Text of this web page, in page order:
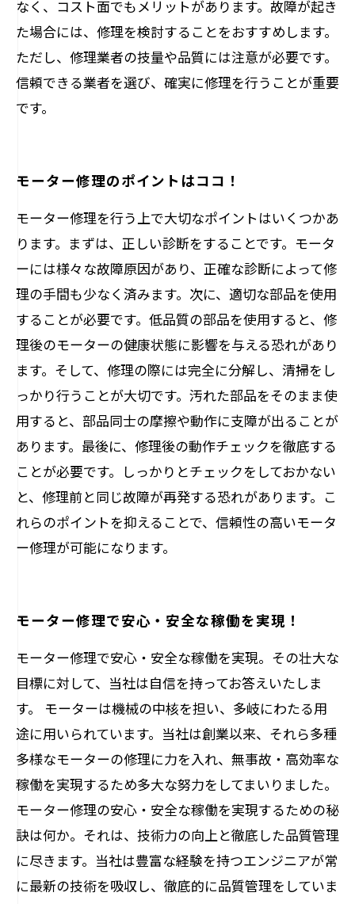
なく、コスト面でもメリットがあります。故障が起き
た場合には、修理を検討することをおすすめします。
ただし、修理業者の技量や品質には注意が必要です。
信頼できる業者を選び、確実に修理を行うことが重要
です。
モーター修理のポイントはココ！
モーター修理を行う上で大切なポイントはいくつかあ
ります。まずは、正しい診断をすることです。モータ
ーには様々な故障原因があり、正確な診断によって修
理の手間も少なく済みます。次に、適切な部品を使用
することが必要です。低品質の部品を使用すると、修
理後のモーターの健康状態に影響を与える恐れがあり
ます。そして、修理の際には完全に分解し、清掃をし
っかり行うことが大切です。汚れた部品をそのまま使
用すると、部品同士の摩擦や動作に支障が出ることが
あります。最後に、修理後の動作チェックを徹底する
ことが必要です。しっかりとチェックをしておかない
と、修理前と同じ故障が再発する恐れがあります。こ
れらのポイントを抑えることで、信頼性の高いモータ
ー修理が可能になります。
モーター修理で安心・安全な稼働を実現！
モーター修理で安心・安全な稼働を実現。その壮大な
目標に対して、当社は自信を持ってお答えいたしま
す。 モーターは機械の中核を担い、多岐にわたる用
途に用いられています。当社は創業以来、それら多種
多様なモーターの修理に力を入れ、無事故・高効率な
稼働を実現するため多大な努力をしてまいりました。
モーター修理の安心・安全な稼働を実現するための秘
訣は何か。それは、技術力の向上と徹底した品質管理
に尽きます。当社は豊富な経験を持つエンジニアが常
に最新の技術を吸収し、徹底的に品質管理をしていま